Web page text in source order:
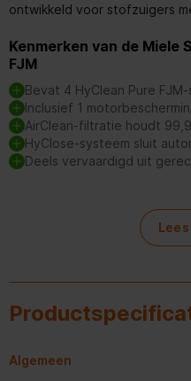
ontwikkeld voor stofzuigers
Kenmerken van de Miele
FJM
Bevat 4 HyClean Pure
Inclusief 1
AirClean-filtratie houdt
HyClose-systeem sluit
Deels vervaardigd uit
Filtratie en hygiëne
stofzuiger komt grondig
Compatibiliteit
Algemeen